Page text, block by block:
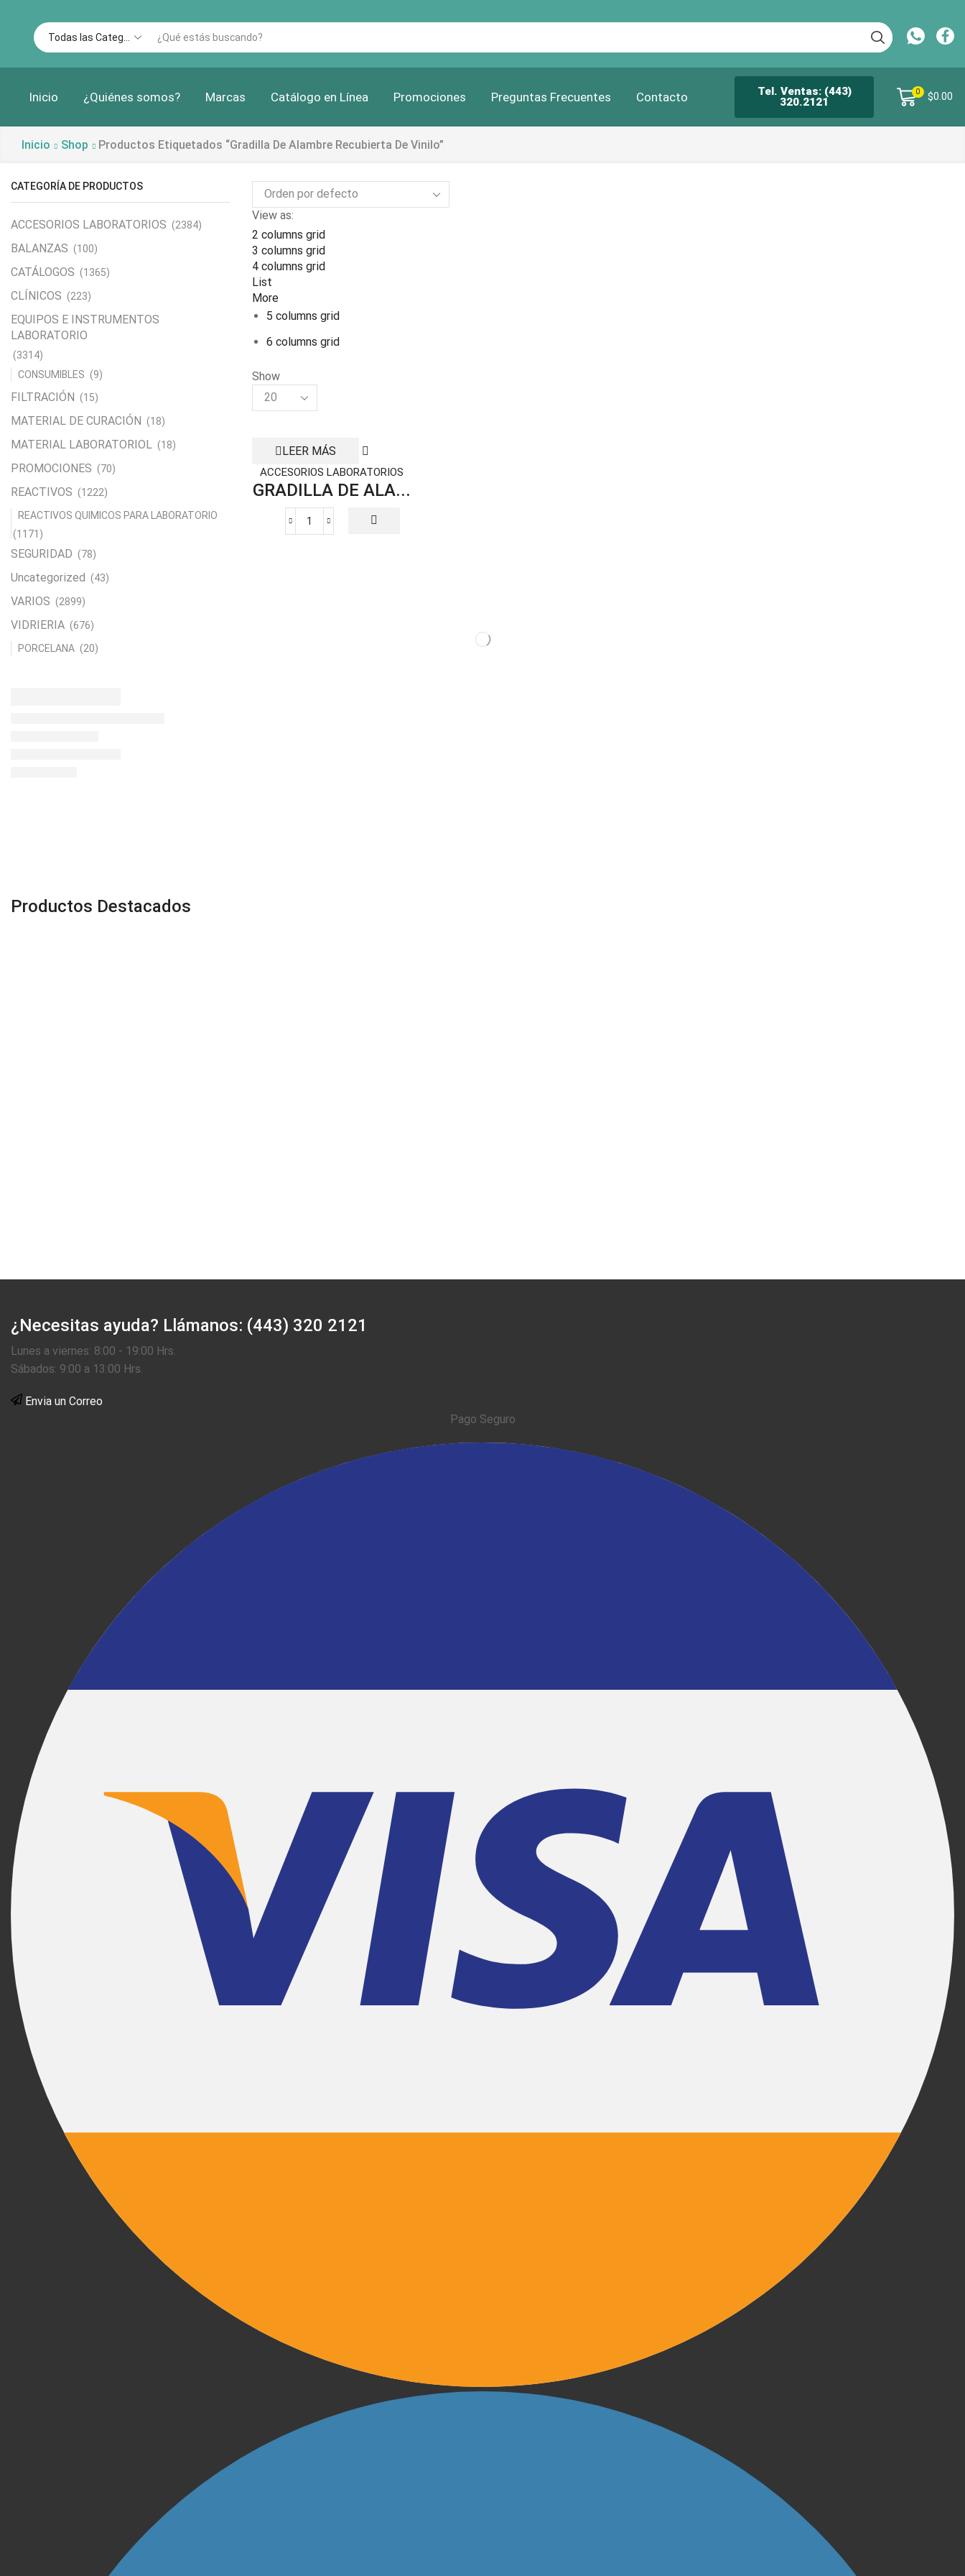
Inicio ¿Quiénes somos? Marcas Catálogo en Línea Promociones Preguntas Frecuentes Contacto
Tel. Ventas: (443)
320.2121
0 $0.00
Inicio Shop Productos Etiquetados “gradilla De Alambre Recubierta De Vinilo”
View as:
2 columns grid
3 columns grid
4 columns grid
List
More
5 columns grid
6 columns grid
Show
Products
per
LEER MÁS
ACCESORIOS LABORATORIOS
GRADILLA DE ALA...
GRADILLA
CATEGORÍA DE PRODUCTOS
ACCESORIOS LABORATORIOS (2384)
BALANZAS (100)
CATÁLOGOS (1365)
CLÍNICOS (223)
EQUIPOS E INSTRUMENTOS
LABORATORIO
(3314)
CONSUMIBLES (9)
FILTRACIÓN (15)
MATERIAL DE CURACIÓN (18)
MATERIAL LABORATORIOL (18)
PROMOCIONES (70)
REACTIVOS (1222)
REACTIVOS QUIMICOS PARA LABORATORIO
(1171)
SEGURIDAD (78)
Uncategorized (43)
VARIOS (2899)
VIDRIERIA (676)
PORCELANA (20)
Productos Destacados
¿Necesitas ayuda? Llámanos: (443) 320 2121
Lunes a viernes: 8:00 - 19:00 Hrs.
Sábados: 9:00 a 13:00 Hrs.
Envia un Correo
Pago Seguro